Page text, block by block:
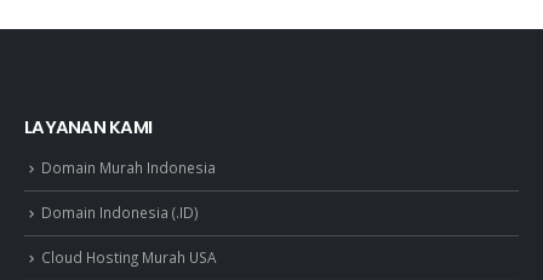
LAYANAN KAMI
Domain Murah Indonesia
Domain Indonesia (.ID)
Cloud Hosting Murah USA